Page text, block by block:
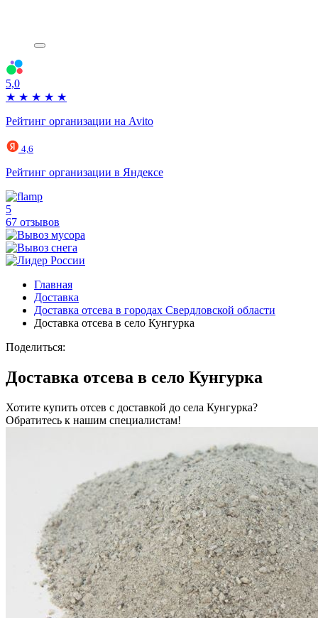
5,0
★ ★ ★ ★ ★
Рейтинг организации на Avito
4,6
Рейтинг организации в Яндексе
5
67 отзывов
Главная
Доставка
Доставка отсева в городах Свердловской области
Доставка отсева в село Кунгурка
Поделиться:
Доставка отсева в село Кунгурка
Хотите купить отсев с доставкой до села Кунгурка?
Обратитесь к нашим специалистам!